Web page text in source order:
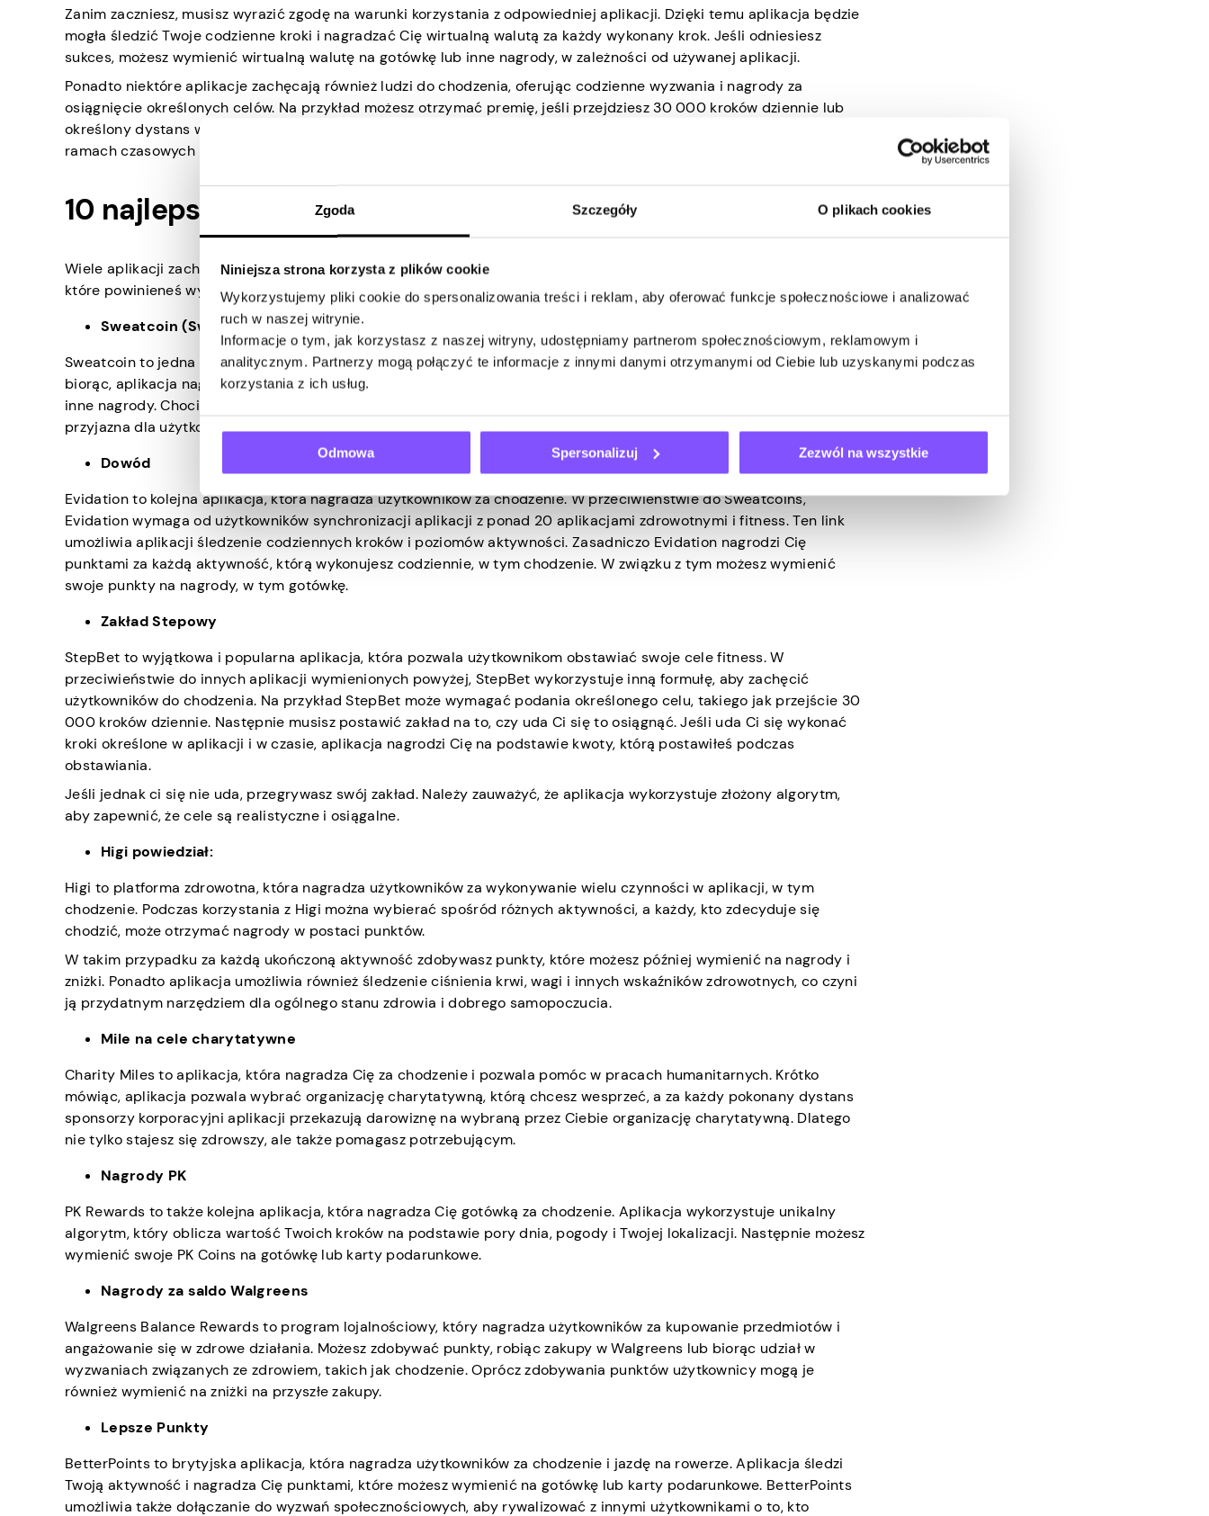
Zgoda Szczegóły O plikach cookies
Niniejsza strona korzysta z plików cookie
Wykorzystujemy pliki cookie do spersonalizowania treści i reklam, aby oferować funkcje społecznościowe i analizować
ruch w naszej witrynie.
Informacje o tym, jak korzystasz z naszej witryny, udostępniamy partnerom społecznościowym, reklamowym i
analitycznym. Partnerzy mogą połączyć te informacje z innymi danymi otrzymanymi od Ciebie lub uzyskanymi podczas
korzystania z ich usług.
Odmowa Spersonalizuj Zezwól na wszystkie
Zanim zaczniesz, musisz wyrazić zgodę na warunki korzystania z odpowiedniej aplikacji. Dzięki temu aplikacja będzie
mogła śledzić Twoje codzienne kroki i nagradzać Cię wirtualną walutą za każdy wykonany krok. Jeśli odniesiesz
sukces, możesz wymienić wirtualną walutę na gotówkę lub inne nagrody, w zależności od używanej aplikacji.
Ponadto niektóre aplikacje zachęcają również ludzi do chodzenia, oferując codzienne wyzwania i nagrody za
osiągnięcie określonych celów. Na przykład możesz otrzymać premię, jeśli przejdziesz 30 000 kroków dziennie lub
określony dystans w ciągu tygodnia. Dlatego osoba, która weźmie udział w tych wyzwaniach i pokona duży dystans w
ramach czasowych przewidzianych w aplikacji, jest w stanie zarabiać pieniądze, prowadząc zdrowy tryb życia.
10 najlepszych aplikacji, które płacą za chodzenie
Wiele aplikacji zachęca użytkowników do chodzenia, nagradzając ich znacznymi pieniędzmi. Oto dziesięć aplikacji,
które powinieneś wypróbować:
Sweatcoin (Sweatcoin)
Sweatcoin to jedna z najbardziej satysfakcjonujących i popularnych aplikacji do chodzenia na świecie. Ogólnie rzecz
biorąc, aplikacja nagradza użytkowników sweatcoinami za każdy krok, po którym mogą je wymienić na gotówkę lub
inne nagrody. Chociaż określenie liczby sweatcoinów, które otrzymasz po chodzeniu, może być trudne, aplikacja jest
przyjazna dla użytkownika i hojna, jeśli chodzi o nagradzanie użytkowników.
Dowód
Evidation to kolejna aplikacja, która nagradza użytkowników za chodzenie. W przeciwieństwie do Sweatcoins,
Evidation wymaga od użytkowników synchronizacji aplikacji z ponad 20 aplikacjami zdrowotnymi i fitness. Ten link
umożliwia aplikacji śledzenie codziennych kroków i poziomów aktywności. Zasadniczo Evidation nagrodzi Cię
punktami za każdą aktywność, którą wykonujesz codziennie, w tym chodzenie. W związku z tym możesz wymienić
swoje punkty na nagrody, w tym gotówkę.
Zakład Stepowy
StepBet to wyjątkowa i popularna aplikacja, która pozwala użytkownikom obstawiać swoje cele fitness. W
przeciwieństwie do innych aplikacji wymienionych powyżej, StepBet wykorzystuje inną formułę, aby zachęcić
użytkowników do chodzenia. Na przykład StepBet może wymagać podania określonego celu, takiego jak przejście 30
000 kroków dziennie. Następnie musisz postawić zakład na to, czy uda Ci się to osiągnąć. Jeśli uda Ci się wykonać
kroki określone w aplikacji i w czasie, aplikacja nagrodzi Cię na podstawie kwoty, którą postawiłeś podczas
obstawiania.
Jeśli jednak ci się nie uda, przegrywasz swój zakład. Należy zauważyć, że aplikacja wykorzystuje złożony algorytm,
aby zapewnić, że cele są realistyczne i osiągalne.
Higi powiedział:
Higi to platforma zdrowotna, która nagradza użytkowników za wykonywanie wielu czynności w aplikacji, w tym
chodzenie. Podczas korzystania z Higi można wybierać spośród różnych aktywności, a każdy, kto zdecyduje się
chodzić, może otrzymać nagrody w postaci punktów.
W takim przypadku za każdą ukończoną aktywność zdobywasz punkty, które możesz później wymienić na nagrody i
zniżki. Ponadto aplikacja umożliwia również śledzenie ciśnienia krwi, wagi i innych wskaźników zdrowotnych, co czyni
ją przydatnym narzędziem dla ogólnego stanu zdrowia i dobrego samopoczucia.
Mile na cele charytatywne
Charity Miles to aplikacja, która nagradza Cię za chodzenie i pozwala pomóc w pracach humanitarnych. Krótko
mówiąc, aplikacja pozwala wybrać organizację charytatywną, którą chcesz wesprzeć, a za każdy pokonany dystans
sponsorzy korporacyjni aplikacji przekazują darowiznę na wybraną przez Ciebie organizację charytatywną. Dlatego
nie tylko stajesz się zdrowszy, ale także pomagasz potrzebującym.
Nagrody PK
PK Rewards to także kolejna aplikacja, która nagradza Cię gotówką za chodzenie. Aplikacja wykorzystuje unikalny
algorytm, który oblicza wartość Twoich kroków na podstawie pory dnia, pogody i Twojej lokalizacji. Następnie możesz
wymienić swoje PK Coins na gotówkę lub karty podarunkowe.
Nagrody za saldo Walgreens
Walgreens Balance Rewards to program lojalnościowy, który nagradza użytkowników za kupowanie przedmiotów i
angażowanie się w zdrowe działania. Możesz zdobywać punkty, robiąc zakupy w Walgreens lub biorąc udział w
wyzwaniach związanych ze zdrowiem, takich jak chodzenie. Oprócz zdobywania punktów użytkownicy mogą je
również wymienić na zniżki na przyszłe zakupy.
Lepsze Punkty
BetterPoints to brytyjska aplikacja, która nagradza użytkowników za chodzenie i jazdę na rowerze. Aplikacja śledzi
Twoją aktywność i nagradza Cię punktami, które możesz wymienić na gotówkę lub karty podarunkowe. BetterPoints
umożliwia także dołączanie do wyzwań społecznościowych, aby rywalizować z innymi użytkownikami o to, kto